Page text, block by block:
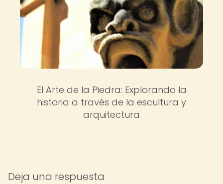
El Arte de la Piedra: Explorando la
historia a través de la escultura y
arquitectura
Deja una respuesta